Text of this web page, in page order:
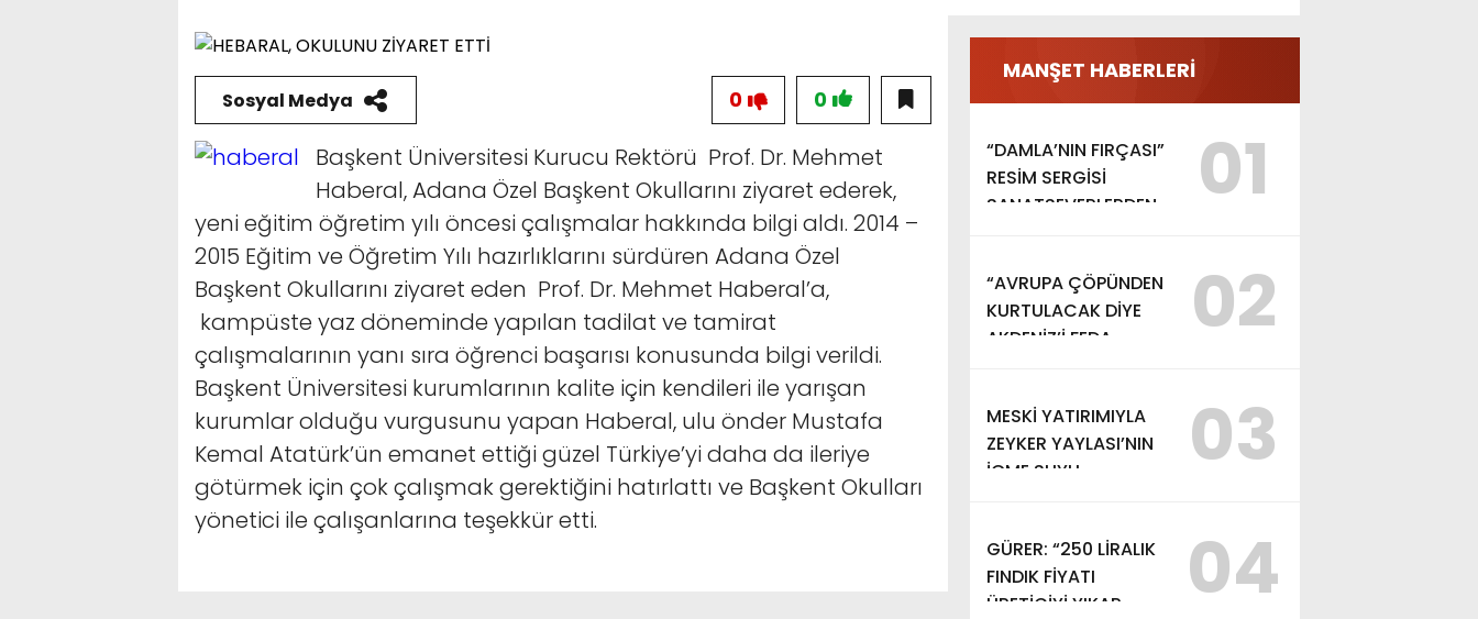
MANŞET HABERLERİ
“DAMLA’NIN FIRÇASI”
RESİM SERGİSİ
SANATSEVERLERDEN
01
“AVRUPA ÇÖPÜNDEN
KURTULACAK DİYE
AKDENİZ’İ FEDA
02
MESKİ YATIRIMIYLA
ZEYKER YAYLASI’NIN
İÇME SUYU
03
GÜRER: “250 LİRALIK
FINDIK FİYATI
ÜRETİCİYİ YIKAR,
04
Sosyal Medya 0
0
Başkent Üniversitesi Kurucu Rektörü Prof. Dr. Mehmet
Haberal, Adana Özel Başkent Okullarını ziyaret ederek,
yeni eğitim öğretim yılı öncesi çalışmalar hakkında bilgi aldı. 2014 –
2015 Eğitim ve Öğretim Yılı hazırlıklarını sürdüren Adana Özel
Başkent Okullarını ziyaret eden Prof. Dr. Mehmet Haberal’a,
kampüste yaz döneminde yapılan tadilat ve tamirat
çalışmalarının yanı sıra öğrenci başarısı konusunda bilgi verildi.
Başkent Üniversitesi kurumlarının kalite için kendileri ile yarışan
kurumlar olduğu vurgusunu yapan Haberal, ulu önder Mustafa
Kemal Atatürk’ün emanet ettiği güzel Türkiye’yi daha da ileriye
götürmek için çok çalışmak gerektiğini hatırlattı ve Başkent Okulları
yönetici ile çalışanlarına teşekkür etti.